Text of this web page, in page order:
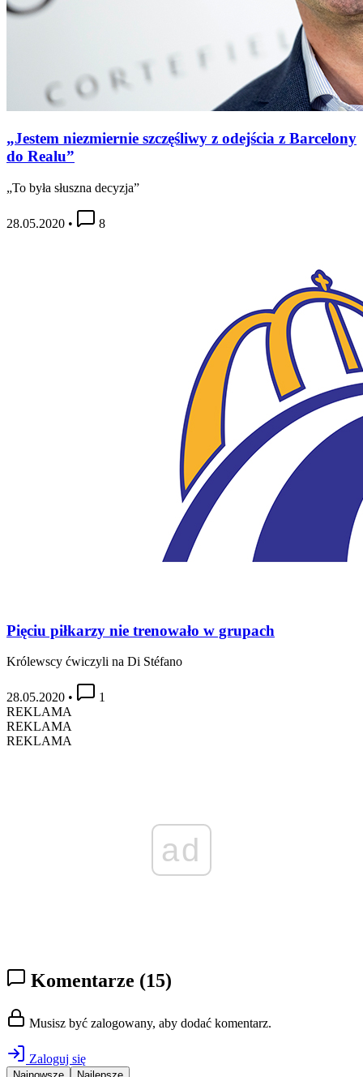
„Jestem niezmiernie szczęśliwy z odejścia z Barcelony
do Realu”
„To była słuszna decyzja”
28.05.2020 • 8
Pięciu piłkarzy nie trenowało w grupach
Królewscy ćwiczyli na Di Stéfano
28.05.2020 •
1
REKLAMA
REKLAMA
REKLAMA
ad
Komentarze (15)
Musisz być zalogowany, aby dodać komentarz.
Zaloguj się